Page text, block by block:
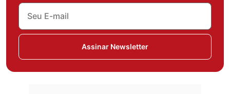
Assinar Newsletter